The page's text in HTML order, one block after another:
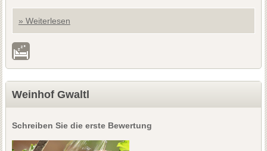
» Weiterlesen
Weinhof Gwaltl
Schreiben Sie die erste Bewertung